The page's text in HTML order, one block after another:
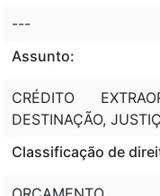
---
Assunto:
CRÉDITO
DESTINAÇÃO,
Classificação de